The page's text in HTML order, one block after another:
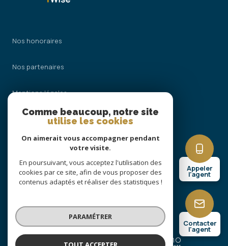
Appeler
l'agent
Contacter
l'agent
Nos honoraires
Nos partenaires
Mentions légales
Cookies
© 2026 | Tous droits réservés
Réalisé par
Comme beaucoup, notre site
utilise les cookies
On aimerait vous accompagner pendant
votre visite.
En poursuivant, vous acceptez l'utilisation des
cookies par ce site, afin de vous proposer des
contenus adaptés et réaliser des statistiques !
PARAMÉTRER